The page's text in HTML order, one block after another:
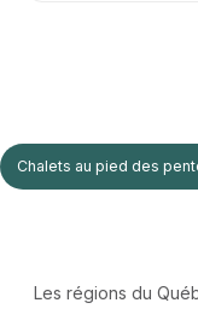
Chalets au pied des
Les régions du